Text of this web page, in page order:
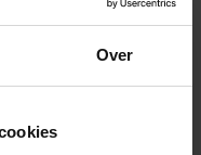
Over
Liebst du
dich für eins der
BERG X-